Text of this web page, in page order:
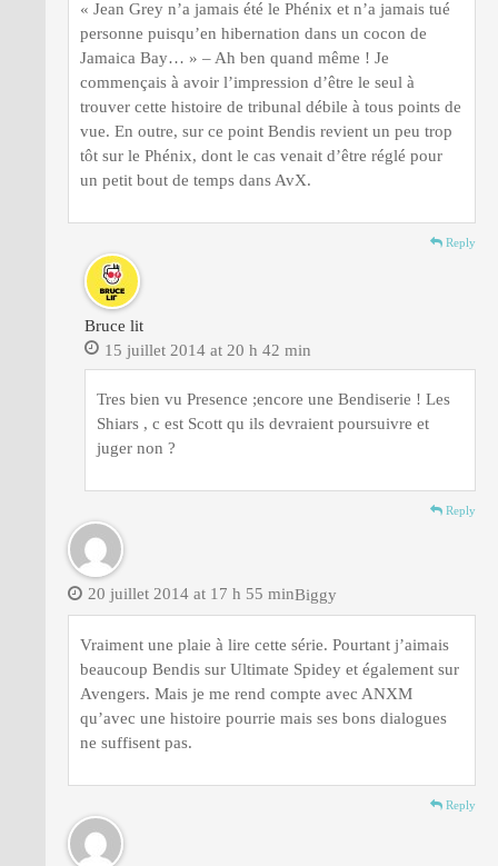
« Jean Grey n’a jamais été le Phénix et n’a jamais tué
personne puisqu’en hibernation dans un cocon de
Jamaica Bay… » – Ah ben quand même ! Je
commençais à avoir l’impression d’être le seul à
trouver cette histoire de tribunal débile à tous points de
vue. En outre, sur ce point Bendis revient un peu trop
tôt sur le Phénix, dont le cas venait d’être réglé pour
un petit bout de temps dans AvX.
Reply
Bruce lit
15 juillet 2014 at 20 h 42 min
Tres bien vu Presence ;encore une Bendiserie ! Les
Shiars , c est Scott qu ils devraient poursuivre et
juger non ?
Reply
Biggy
20 juillet 2014 at 17 h 55 min
Vraiment une plaie à lire cette série. Pourtant j’aimais
beaucoup Bendis sur Ultimate Spidey et également sur
Avengers. Mais je me rend compte avec ANXM
qu’avec une histoire pourrie mais ses bons dialogues
ne suffisent pas.
Reply